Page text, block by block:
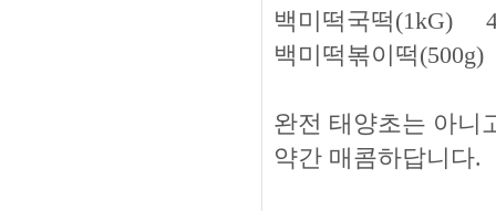
백미떡국떡(1kG)
백미떡볶이떡
완전 태양초는 아니
약간 매콤하답니다.